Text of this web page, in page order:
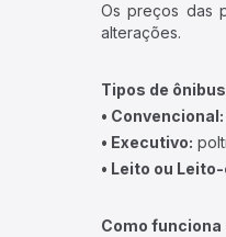
Os preços das
alterações.
Tipos de
• Convencional:
• Executivo:
• Leito ou
Como funciona